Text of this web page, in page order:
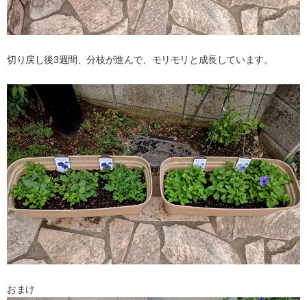
切り戻し後3週間、分枝が進んで、モリモリと成長しています。
おまけ